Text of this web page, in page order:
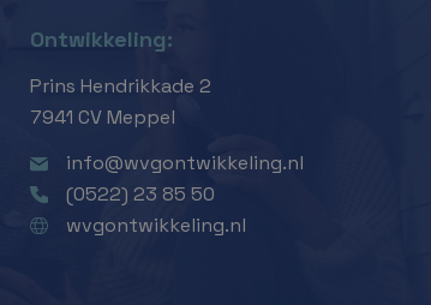
Ontwikkeling:
Prins Hendrikkade 2
7941 CV Meppel
info@wvgontwikkeling.nl
(0522) 23 85 50
wvgontwikkeling.nl